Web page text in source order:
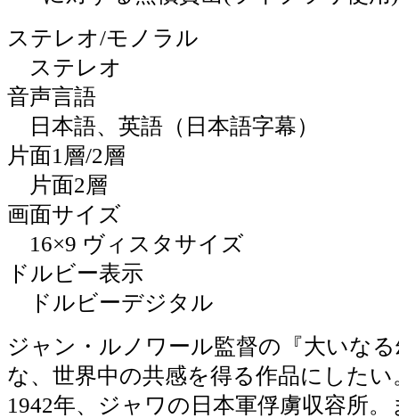
ステレオ/モノラル
ステレオ
音声言語
日本語、英語（日本語字幕）
片面1層/2層
片面2層
画面サイズ
16×9 ヴィスタサイズ
ドルビー表示
ドルビーデジタル
ジャン・ルノワール監督の『大いな
な、世界中の共感を得る作品にした
1942年、ジャワの日本軍俘虜収容所